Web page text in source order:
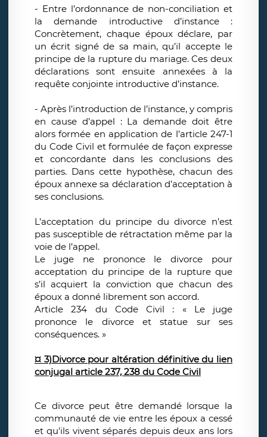
- Entre l’ordonnance de non-conciliation et
la demande introductive d’instance :
Concrètement, chaque époux déclare, par
un écrit signé de sa main, qu’il accepte le
principe de la rupture du mariage. Ces deux
déclarations sont ensuite annexées à la
requête conjointe introductive d’instance.
- Après l’introduction de l’instance, y compris
en cause d’appel : La demande doit être
alors formée en application de l’article 247-1
du Code Civil et formulée de façon expresse
et concordante dans les conclusions des
parties. Dans cette hypothèse, chacun des
époux annexe sa déclaration d’acceptation à
ses conclusions.
L’acceptation du principe du divorce n’est
pas susceptible de rétractation même par la
voie de l’appel.
Le juge ne prononce le divorce pour
acceptation du principe de la rupture que
s’il acquiert la conviction que chacun des
époux a donné librement son accord.
Article 234 du Code Civil : « Le juge
prononce le divorce et statue sur ses
conséquences. »
¤ 3)Divorce pour altération définitive du lien
conjugal article 237, 238 du Code Civil
Ce divorce peut être demandé lorsque la
communauté de vie entre les époux a cessé
et qu'ils vivent séparés depuis deux ans lors